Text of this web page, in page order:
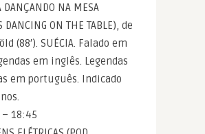
DANÇANDO NA MESA
DANCING ON THE TABLE), de
(88′). SUÉCIA. Falado em
em inglês. Legendas
em português. Indicado
– 18:45